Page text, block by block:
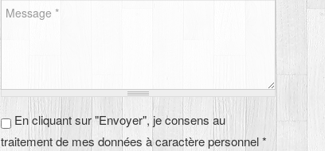
Message *
En cliquant sur "Envoyer", je consens au
traitement de mes données à caractère personnel
En cliquant sur "Envoyer", je consens au
traitement de mes données à caractère personnel *